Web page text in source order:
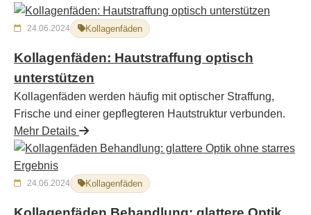
24.06.2024 Kollagenfäden
Kollagenfäden: Hautstraffung optisch
unterstützen
Kollagenfäden werden häufig mit optischer Straffung,
Frische und einer gepflegteren Hautstruktur verbunden.
Mehr Details
24.06.2024 Kollagenfäden